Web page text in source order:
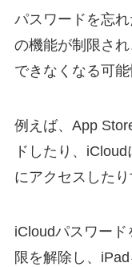
パスワードを忘
の機能が制限さ
できなくなる可能
例えば、App
ドしたり、
にアクセスした
iCloudパスワード
限を解除し、